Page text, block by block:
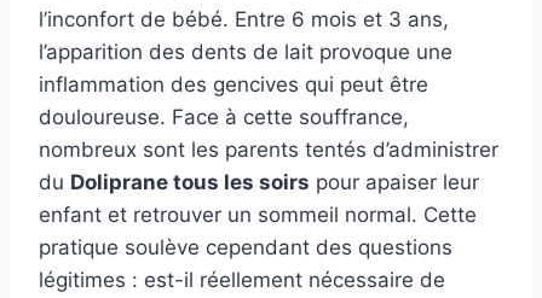
l’inconfort de bébé. Entre 6 mois et 3 ans,
l’apparition des dents de lait provoque une
inflammation des gencives qui peut être
douloureuse. Face à cette souffrance,
nombreux sont les parents tentés d’administrer
du Doliprane tous les soirs pour apaiser leur
enfant et retrouver un sommeil normal. Cette
pratique soulève cependant des questions
légitimes : est-il réellement nécessaire de